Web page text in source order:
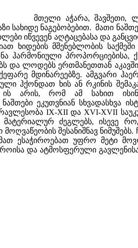
მთელი აჭარა, შავშეთი,
სახიდე ნაგებობებით. მათი
იწვევენ აღტაცებასა და
ხიდების მშენებლობის
ჰარმონიული
და ლოდებს ერთმანეთთან
მდინარეებზე. ამგვარი
ჰქონდათ ხის ან რკინის
ის არის, რომ ამ სახით
ეკუთვნიან
IX-XII და XVI-XVII
მატერიალურ ძეგლებს, ისევე
შესანიშნავ
ესაჭიროებათ უფრო მეტი
და ატმოსფერული